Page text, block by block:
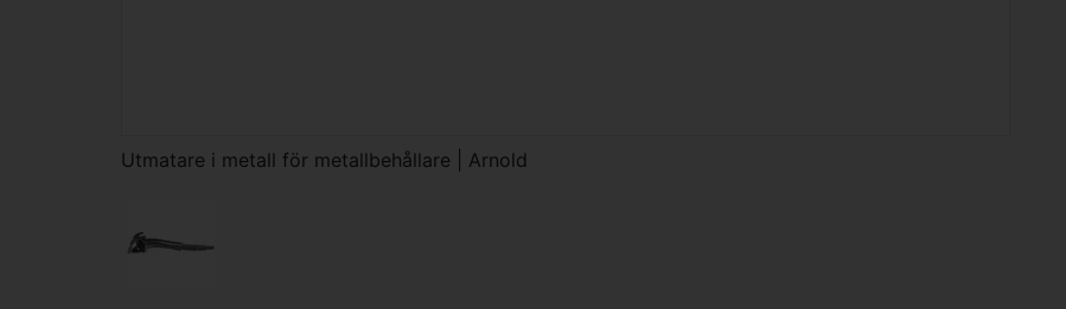
Utmatare i metall för metallbehållare | Arnold